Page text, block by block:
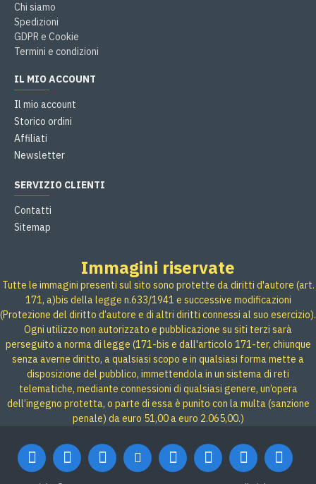
Chi siamo
Spedizioni
GDPR e Cookie
Termini e condizioni
IL MIO ACCOUNT
Il mio account
Storico ordini
Affiliati
Newsletter
SERVIZIO CLIENTI
Contatti
Sitemap
Immagini riservate
Tutte le immagini presenti sul sito sono protette da diritti d'autore (art.
171, a)bis della legge n.633/1941 e successive modificazioni
(Protezione del diritto d’autore e di altri diritti connessi al suo esercizio).
Ogni utilizzo non autorizzato e pubblicazione su siti terzi sarà
perseguito a norma di legge (171-bis e dall'articolo 171-ter, chiunque
senza averne diritto, a qualsiasi scopo e in qualsiasi forma mette a
disposizione del pubblico, immettendola in un sistema di reti
telematiche, mediante connessioni di qualsiasi genere, un’opera
dell’ingegno protetta, o parte di essa è punito con la multa (sanzione
penale) da euro 51,00 a euro 2.065,00.)